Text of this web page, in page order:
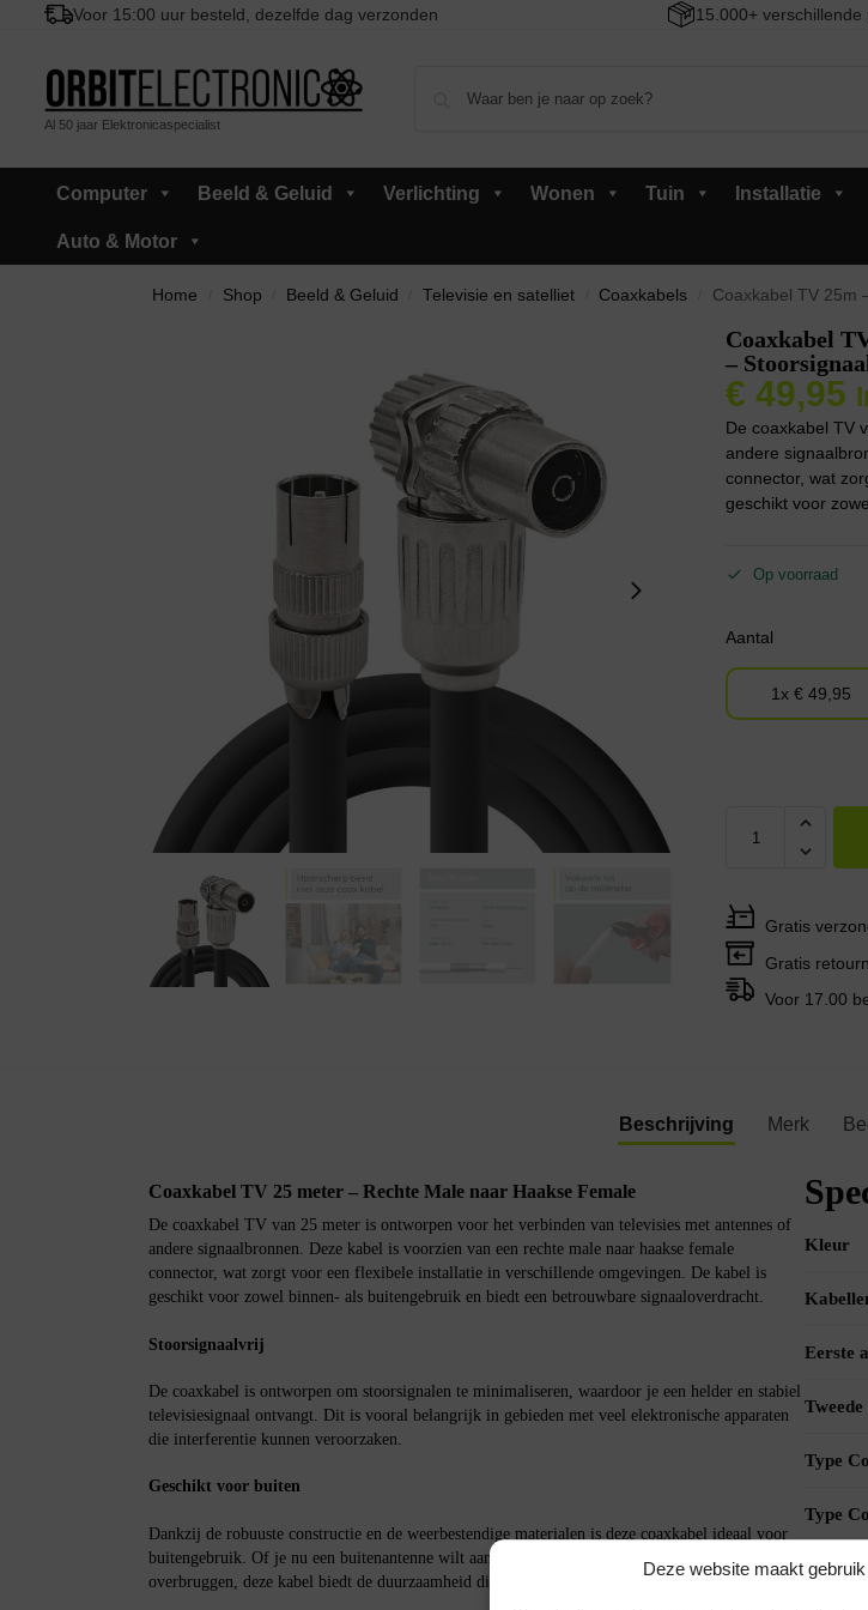
Deze website maakt
Voor 15:00 uur besteld, dezelfde dag verzonden 15.000+ verschillende
Al 50 jaar Elektronicaspecialist
Computer Beeld & Geluid Verlichting Wonen Tuin Installatie
Auto & Motor
Home Shop Beeld & Geluid Televisie en satelliet Coaxkabels Coaxkabel TV 25m –
Coaxkabel
–
€ 49,95
De coaxkabel TV
andere
connector, wat
geschikt voor
Op voorraad
Aantal
1x € 49,95
Gratis
Gratis
Voor 17.00
Beschrijving Merk
Coaxkabel TV 25 meter – Rechte Male naar Haakse Female
De coaxkabel TV van 25 meter is ontworpen voor het verbinden van televisies met antennes of
andere signaalbronnen. Deze kabel is voorzien van een rechte male naar haakse female
connector, wat zorgt voor een flexibele installatie in verschillende omgevingen. De kabel is
geschikt voor zowel binnen- als buitengebruik en biedt een betrouwbare signaaloverdracht.
Stoorsignaalvrij
De coaxkabel is ontworpen om stoorsignalen te minimaliseren, waardoor je een helder en stabiel
televisiesignaal ontvangt. Dit is vooral belangrijk in gebieden met veel elektronische apparaten
die interferentie kunnen veroorzaken.
Geschikt voor buiten
Dankzij de robuuste constructie en de weerbestendige materialen is deze coaxkabel ideaal voor
buitengebruik. Of je nu een buitenantenne wilt aansluiten of een lange afstand moet
overbruggen, deze kabel biedt de duurzaamheid die je nodig hebt.
Kleur
Eerste
Type
Type
Type